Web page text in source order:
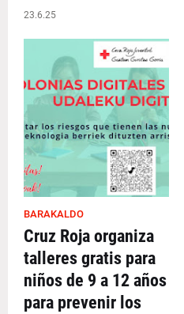
23.6.25
BARAKALDO
Cruz Roja organiza
talleres gratis para
niños de 9 a 12 años
para prevenir los